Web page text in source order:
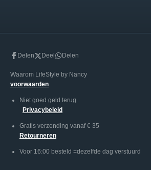
Delen Deel Delen
Waarom LifeStyle by
voorwaarden
Niet goed geld
Privacybeleid
Gratis verzending
Retourneren
Voor 16:00 besteld =dezelfde dag